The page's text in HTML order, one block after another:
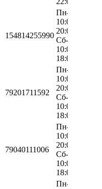
154814255990
Пн-Пт
10:00-
20:00
Сб-Вс
10:00-
18:00
79201711592
Пн-Пт
10:00-
20:00
Сб-Вс
10:00-
18:00
79040111006
Пн-Пт
10:00-
20:00
Сб-Вс
10:00-
18:00
Пн-Пт